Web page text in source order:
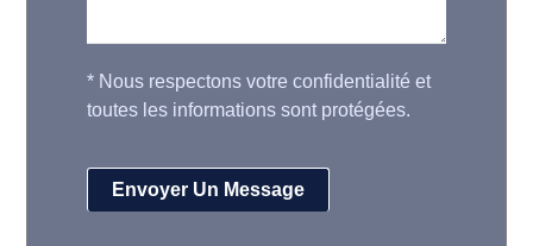
* Nous respectons votre confidentialité et
toutes les informations sont protégées.